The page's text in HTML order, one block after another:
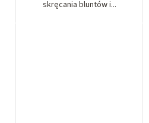
skręcania bluntów i...